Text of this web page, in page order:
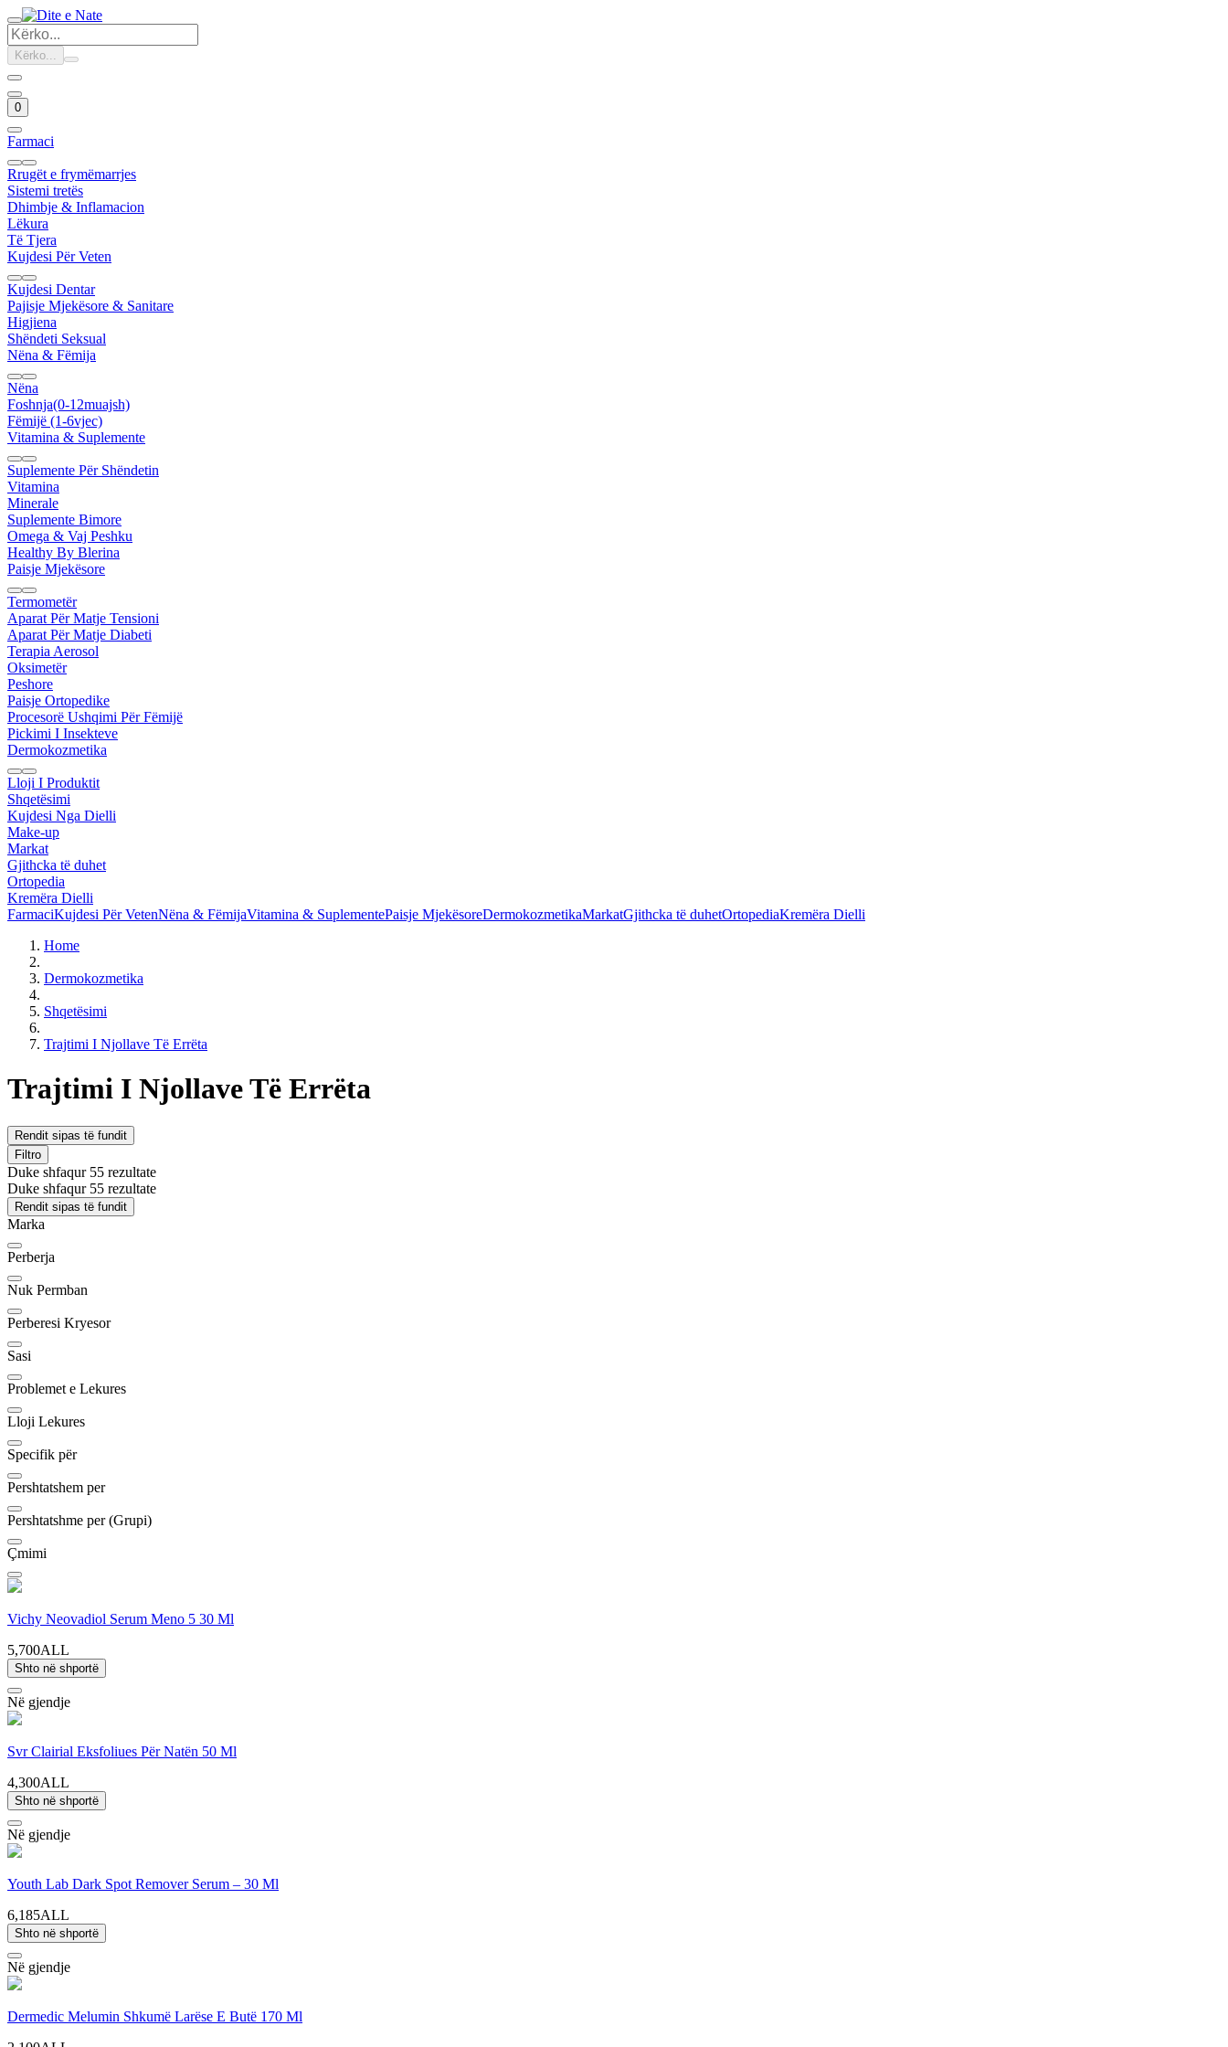
Kërko...
0
Farmaci
Rrugët e frymëmarrjes
Sistemi tretës
Dhimbje & Inflamacion
Lëkura
Të Tjera
Kujdesi Për Veten
Kujdesi Dentar
Pajisje Mjekësore & Sanitare
Higjiena
Shëndeti Seksual
Nëna & Fëmija
Nëna
Foshnja(0-12muajsh)
Fëmijë (1-6vjec)
Vitamina & Suplemente
Suplemente Për Shëndetin
Vitamina
Minerale
Suplemente Bimore
Omega & Vaj Peshku
Healthy By Blerina
Paisje Mjekësore
Termometër
Aparat Për Matje Tensioni
Aparat Për Matje Diabeti
Terapia Aerosol
Oksimetër
Peshore
Paisje Ortopedike
Procesorë Ushqimi Për Fëmijë
Pickimi I Insekteve
Dermokozmetika
Lloji I Produktit
Shqetësimi
Kujdesi Nga Dielli
Make-up
Markat
Gjithcka të duhet
Ortopedia
Kremëra Dielli
FarmaciKujdesi Për VetenNëna & FëmijaVitamina & SuplementePaisje MjekësoreDermokozmetikaMarkatGjithcka të duhetOrtopediaKremëra Dielli
Home
Dermokozmetika
Shqetësimi
Trajtimi I Njollave Të Errëta
Trajtimi I Njollave Të Errëta
Rendit sipas të fundit
Filtro
Duke shfaqur 55 rezultate
Duke shfaqur 55 rezultate
Rendit sipas të fundit
Marka
Perberja
Nuk Permban
Perberesi Kryesor
Sasi
Problemet e Lekures
Lloji Lekures
Specifik për
Pershtatshem per
Pershtatshme per (Grupi)
Çmimi
Vichy Neovadiol Serum Meno 5 30 Ml
5,700ALL
Shto në shportë
Në gjendje
Svr Clairial Eksfoliues Për Natën 50 Ml
4,300ALL
Shto në shportë
Në gjendje
Youth Lab Dark Spot Remover Serum – 30 Ml
6,185ALL
Shto në shportë
Në gjendje
Dermedic Melumin Shkumë Larëse E Butë 170 Ml